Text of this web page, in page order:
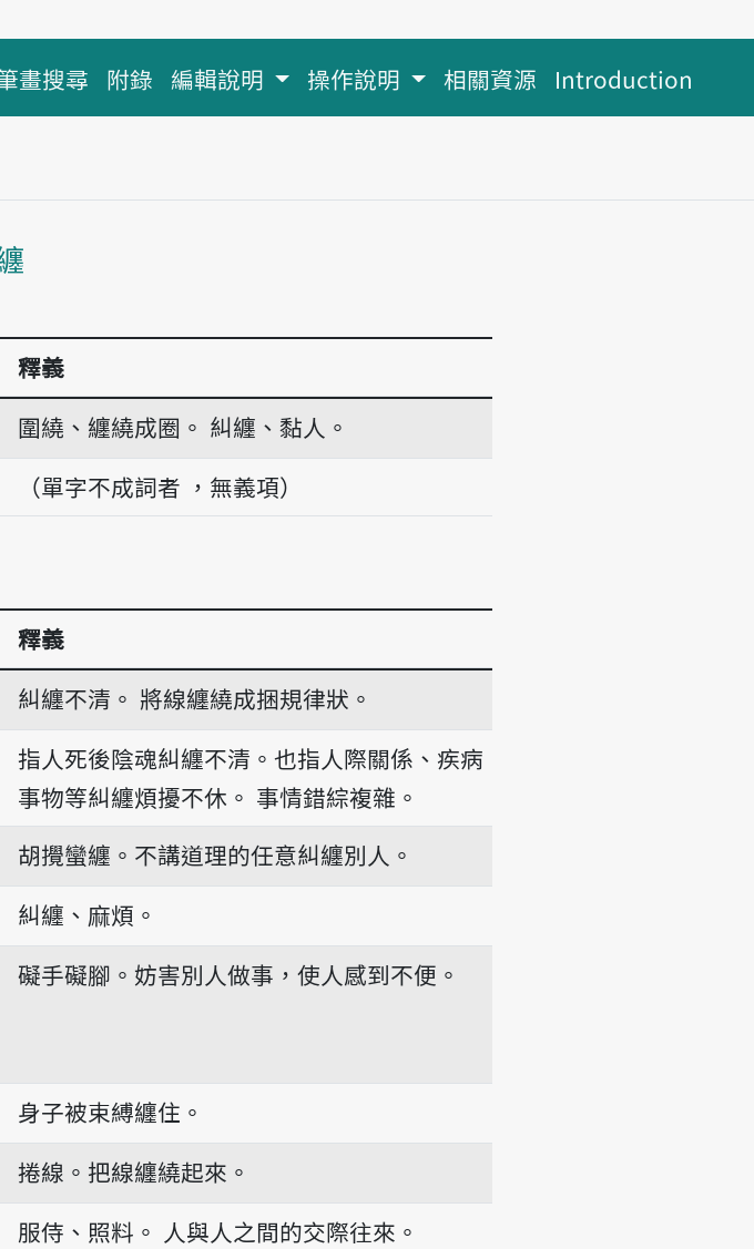
畫搜尋 附錄 編輯說明 操作說明 相關資源 Introduction
釋義
讀tînn
圍繞、纏繞成圈。 糾纏、黏人。
（單字不成詞者 ，無義項）
釋義
讀inn-tînn
糾纏不清。 將線纏繞成捆規律狀。
音讀kau-tînn
指人死後陰魂糾纏不清。也指人際關係、疾病
事物等糾纏煩擾不休。 事情錯綜複雜。
音讀ko-ko-tînn
胡攪蠻纏。不講道理的任意糾纏別人。
讀tak-tînn
糾纏、麻煩。
puànn-tshiú
礙手礙腳。妨害別人做事，使人感到不便。
讀tînn-sin
身子被束縛纏住。
音讀tînn suànn
捲線。把線纏繞起來。
服侍、照料。 人與人之間的交際往來。